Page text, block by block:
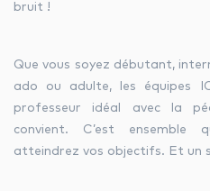
bruit !
Que vous soyez débutant,
ado ou adulte, les équipes
professeur idéal avec la
convient. C’est ensemble
atteindrez vos objectifs. Et un